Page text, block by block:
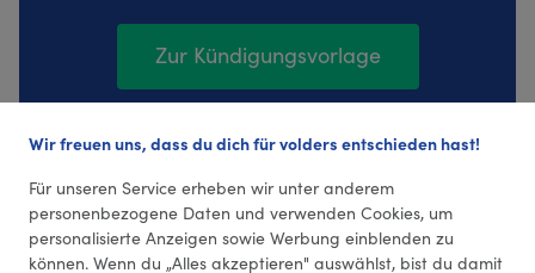
Zur Kündigungsvorlage
27 Bewertungen (4,15 Durchschnitt)
Wir freuen uns, dass du dich für volders entschieden hast!
Für unseren Service erheben wir unter anderem
personenbezogene Daten und verwenden Cookies, um
personalisierte Anzeigen sowie Werbung einblenden zu
können. Wenn du „Alles akzeptieren" auswählst, bist du damit